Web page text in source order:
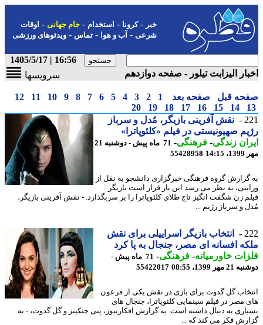
-کرونا-استخدام- جام جهانی-اوقات
شرعی-آب و هوا-تماس-ویدئوهای ورزشی
16:56 | 1405/5/17
الیزابت تیلور - صفحه دوازدهم
سرویسها
قبل صفحه بعد 1
2
3
4
5
6
7
8
9
10
11
12
14
15
16
17
18
19
20
نقش آفرینی بازیگر، مُدل و سرباز
صهیونیستی در فیلم «کلئوپاترا»
زندگی-فرهنگی-
71 ماه پیش - دوشنبه 21
55428958
گروه فرهنگی خبرگزاری دانشجو به نقل از
به نظر می رسد این بار قرار است بازیگر
زن شگفت انگیز تاج طلای کلئوپاترا را بر سربگذارد. - نقش آفرینی بازیگر،
و سرباز رژیم ...
انتخاب بازیگر اسراییلی برای نقش
افسانه ای مصر، جنجال به پا کرد
خاورمیانه-فرهنگی-
71 ماه پیش -
1399، 08:55
55422017
گل گدوت برای بازی در نقش یکی از فرعون
مصر در فیلم سینمایی کلئوپاترا، جنجال های
به دنبال داشته است. به گزارش افکارنیوز، پتی جنکینز و گل گدوت، - به
فکر می کند که ...